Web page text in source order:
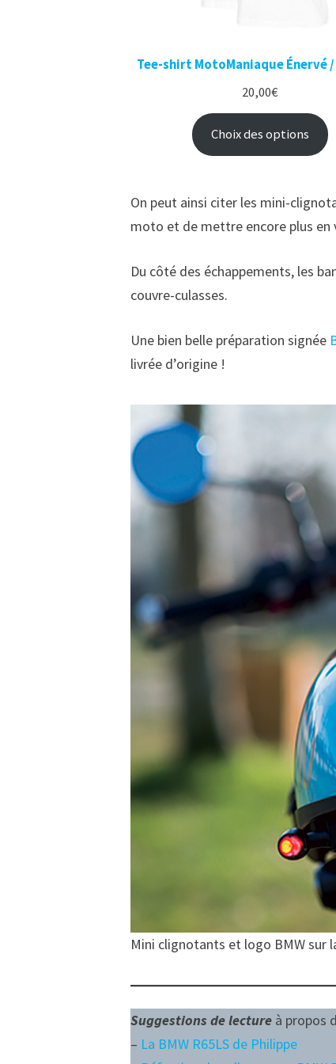
Tee-shirt MotoManiaque Énervé
20,00€
Choix des options
On peut ainsi citer les mini-
moto et de mettre encore plus en
Du côté des échappements, les
couvre-culasses.
Une bien belle préparation signée
livrée d’origine !
Mini clignotants et logo BMW sur
Suggestions de lecture à propos
– La BMW R65LS de Philippe